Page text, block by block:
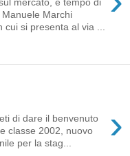
Marchi
si presenta al via ...
›
di dare il benvenuto
classe 2002, nuovo
per la stag...